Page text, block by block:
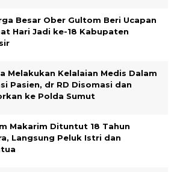
Besar Ober Gultom Beri Ucapan
Hari Jadi ke-18 Kabupaten
Melakukan Kelalaian Medis Dalam
Pasien, dr RD Disomasi dan
ke Polda Sumut
Makarim Dituntut 18 Tahun
Langsung Peluk Istri dan